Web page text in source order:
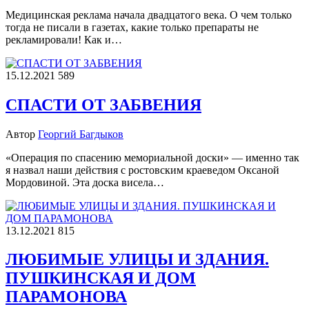
Медицинская реклама начала двадцатого века. О чем только
тогда не писали в газетах, какие только препараты не
рекламировали! Как и…
15.12.2021 589
СПАСТИ ОТ ЗАБВЕНИЯ
Автор Георгий Багдыков
«Операция по спасению мемориальной доски» — именно так
я назвал наши действия с ростовским краеведом Оксаной
Мордовиной. Эта доска висела…
13.12.2021 815
ЛЮБИМЫЕ УЛИЦЫ И ЗДАНИЯ.
ПУШКИНСКАЯ И ДОМ
ПАРАМОНОВА